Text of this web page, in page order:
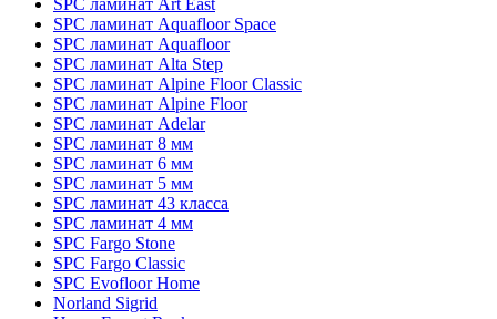
SPC ламинат Art East
SPC ламинат Aquafloor Space
SPC ламинат Aquafloor
SPC ламинат Alta Step
SPC ламинат Alpine Floor Classic
SPC ламинат Alpine Floor
SPC ламинат Adelar
SPC ламинат 8 мм
SPC ламинат 6 мм
SPC ламинат 5 мм
SPC ламинат 43 класса
SPC ламинат 4 мм
SPC Fargo Stone
SPC Fargo Classic
SPC Evofloor Home
Norland Sigrid